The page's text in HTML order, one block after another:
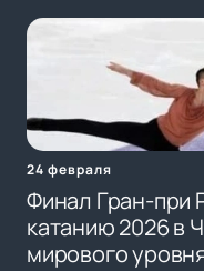
24 февраля
Финал Гран-при
катанию 2026 в
мирового